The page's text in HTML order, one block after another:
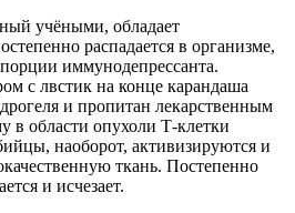
учёными, обладает
распадается в организме,
иммунодепрессанта.
с лвстик на конце карандаша
и пропитан лекарственным
в области опухоли Т-клетки
наоборот, активизируются и
ткань. Постепенно
и исчезает.